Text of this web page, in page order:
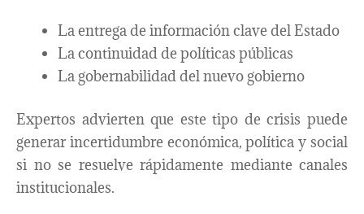
La entrega de información clave del Estado
La continuidad de políticas públicas
La gobernabilidad del nuevo gobierno
Expertos advierten que este tipo de crisis puede
generar incertidumbre económica, política y social
si no se resuelve rápidamente mediante canales
institucionales.